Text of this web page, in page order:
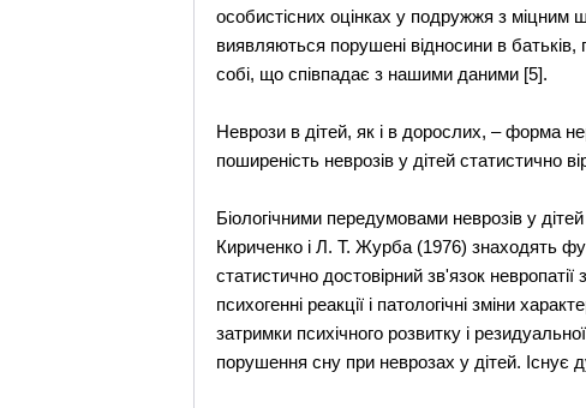
особистісних оцінках у подружжя з
виявляються порушені відносини в батьків,
собі, що співпадає з нашими даними [5].
Неврози в дітей, як і в дорослих, – форма
поширеність неврозів у дітей статистично
Біологічними передумовами неврозів у
Кириченко і Л. Т. Журба (1976) знаходять
статистично достовірний зв'язок
психогенні реакції і патологічні зміни
затримки психічного розвитку і
порушення сну при неврозах у дітей.